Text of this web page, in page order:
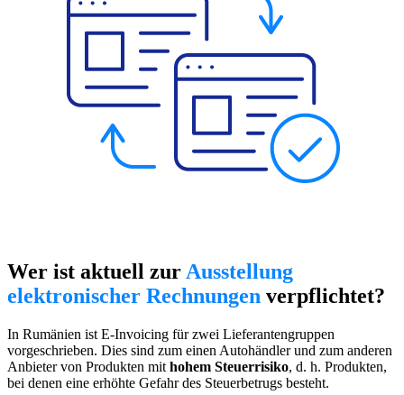
Wer ist aktuell zurAusstellung
elektronischer Rechnungen verpflichtet?
In Rumänien ist E-Invoicing für zwei Lieferantengruppen
vorgeschrieben. Dies sind zum einen Autohändler und zum anderen
Anbieter von Produkten mit hohem Steuerrisiko, d. h. Produkten,
bei denen eine erhöhte Gefahr des Steuerbetrugs besteht.